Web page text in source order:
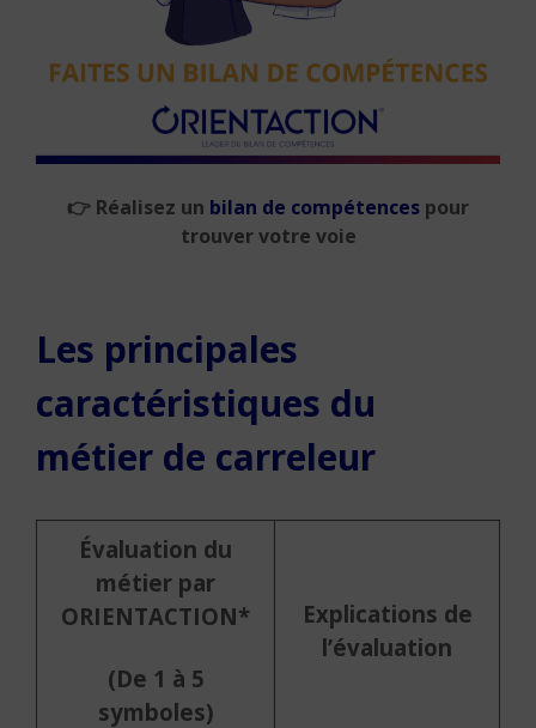
👉 Réalisez un bilan de compétences pour
trouver votre voie
Les principales
caractéristiques du
métier de carreleur
Évaluation du
métier par
ORIENTACTION*
(De 1 à 5
symboles)
Explications de
l’évaluation